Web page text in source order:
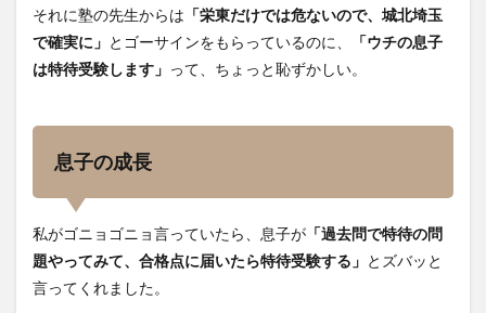
それに塾の先生からは 「栄東だけでは危ないので、城北埼玉
で確実に」 とゴーサインをもらっているのに、
「ウチの息子
は特待受験します」 って、ちょっと恥ずかしい。
息子の成長
私がゴニョゴニョ言っていたら、息子が 「過去問で特待の問
題やってみて、合格点に届いたら特待受験する」 とズバッと
言ってくれました。